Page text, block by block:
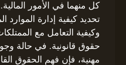
كل منهما في الأمور
تحديد كيفية إدارة الموارد
وكيفية التعامل مع
حقوق قانونية. في حالة
مهنية، فإن فهم الحقوق